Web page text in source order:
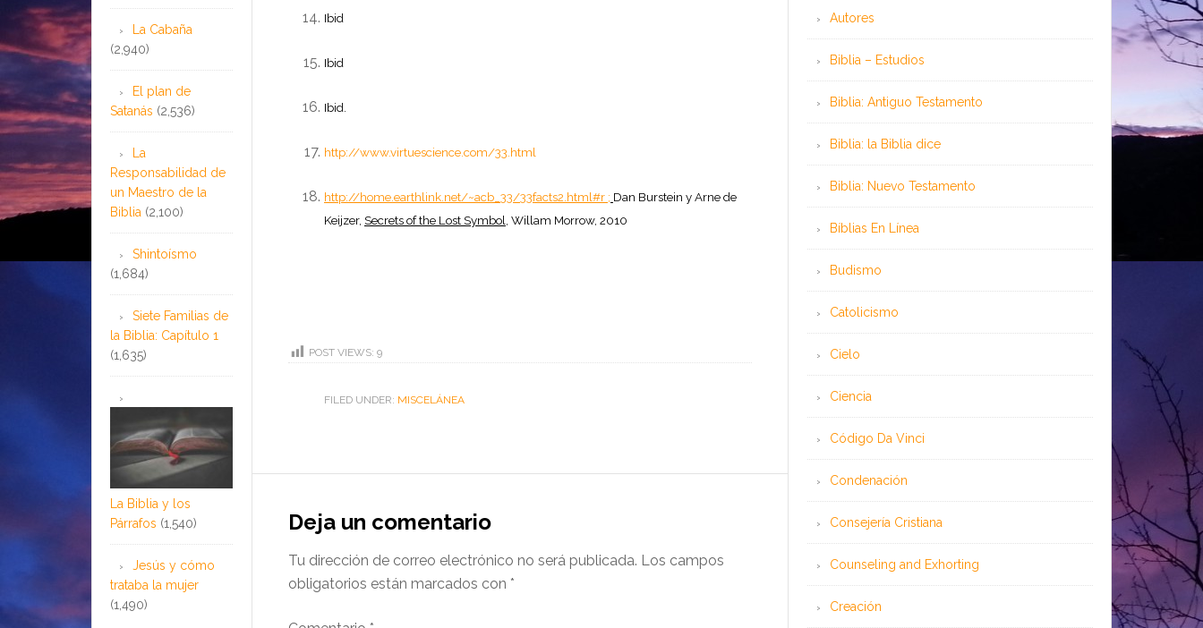
Ibid
Ibid
Ibid.
http://www.virtuescience.com/33.html
http://home.earthlink.net/~acb_33/33facts2.html#r ; Dan Burstein y Arne de
Keijzer, Secrets of the Lost Symbol , Willam Morrow, 2010
POST VIEWS: 9
FILED UNDER: MISCELÁNEA
Deja un comentario
Tu dirección de correo electrónico no será publicada. Los campos
obligatorios están marcados con *
Autores
Biblia – Estudios
Biblia: Antiguo Testamento
Biblia: la Biblia dice
Biblia: Nuevo Testamento
Bíblias En Línea
Budismo
Catolicismo
Cielo
Ciencia
Código Da Vinci
Condenación
Consejería Cristiana
Counseling and Exhorting
Creación
La Cabaña
(2,940)
El plan de
Satanás (2,536)
La
Responsabilidad de
un Maestro de la
Biblia (2,100)
Shintoísmo
(1,684)
Siete Familias de
la Biblia: Capítulo 1
(1,635)
La Biblia y los
Párrafos (1,540)
Jesús y cómo
trataba la mujer
(1,490)